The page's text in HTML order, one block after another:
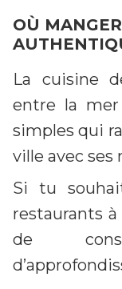
OÙ
La cuisine
entre la
simples qui
ville avec ses
Si tu
restaurants
de